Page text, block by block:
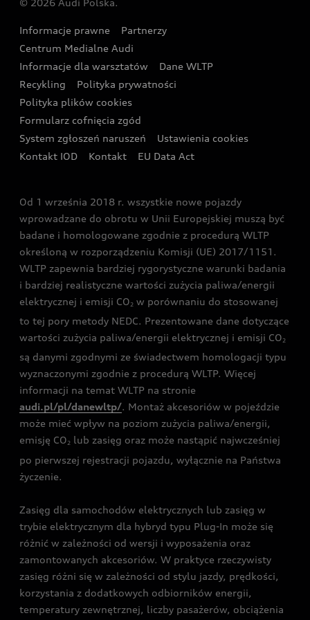
Wyszukaj najbliższego Partnera Audi
Oferta dla przedsiębiorców
Oferta dla klientów prywatnych
Kalkulator rat
Ubezpieczenie
Audi exclusive
Zasięg
Gwarancja
Akcje serwisowe Audi
Katalog online akcesoriów
Audi i Muzeum Sztuki Nowoczesnej w Warszawie
Audi driving experience
Audi quattro Cup
Audi i Puchar Świata w Skokach Narciarskich w
Zakopanem
© 2026 Audi Polska.
Informacje prawne
Partnerzy
Centrum Medialne Audi
Informacje dla warsztatów
Dane WLTP
Recykling
Polityka prywatności
Polityka plików cookies
Formularz cofnięcia zgód
System zgłoszeń naruszeń
Ustawienia cookies
Kontakt IOD
Kontakt EU Data Act
Od 1 września 2018 r. wszystkie nowe pojazdy
wprowadzane do obrotu w Unii Europejskiej muszą być
badane i homologowane zgodnie z procedurą WLTP
określoną w rozporządzeniu Komisji (UE) 2017/1151.
WLTP zapewnia bardziej rygorystyczne warunki badania
i bardziej realistyczne wartości zużycia paliwa/energii
elektrycznej i emisji CO2 w porównaniu do stosowanej
to tej pory metody NEDC. Prezentowane dane dotyczące
wartości zużycia paliwa/energii elektrycznej i emisji CO2
są danymi zgodnymi ze świadectwem homologacji typu
wyznaczonymi zgodnie z procedurą WLTP. Więcej
informacji na temat WLTP na stronie
audi.pl/pl/danewltp/. Montaż akcesoriów w pojeździe
może mieć wpływ na poziom zużycia paliwa/energii,
emisję CO2 lub zasięg oraz może nastąpić najwcześniej
po pierwszej rejestracji pojazdu, wyłącznie na Państwa
życzenie.
Zasięg dla samochodów elektrycznych lub zasięg w
trybie elektrycznym dla hybryd typu Plug-In może się
różnić w zależności od wersji i wyposażenia oraz
zamontowanych akcesoriów. W praktyce rzeczywisty
zasięg różni się w zależności od stylu jazdy, prędkości,
korzystania z dodatkowych odbiorników energii,
temperatury zewnętrznej, liczby pasażerów, obciążenia